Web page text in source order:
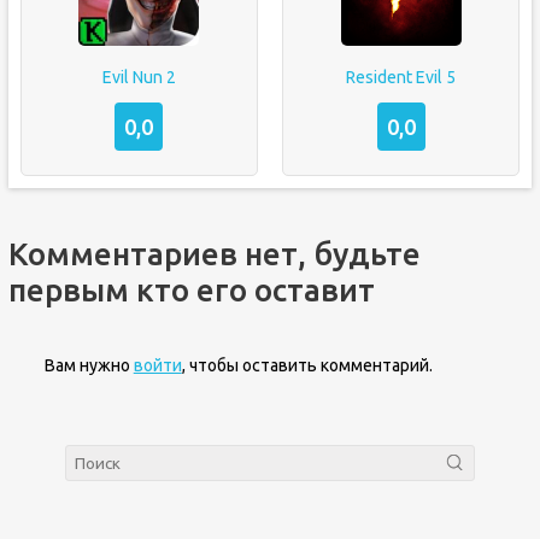
Evil Nun 2
0,0
Resident Evil 5
0,0
Комментариев нет, будьте
первым кто его оставит
Вам нужно войти, чтобы оставить комментарий.